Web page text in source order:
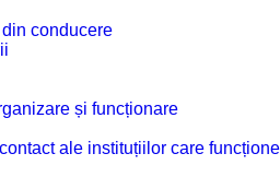
conducere
și funcționare
ale instituțiilor care